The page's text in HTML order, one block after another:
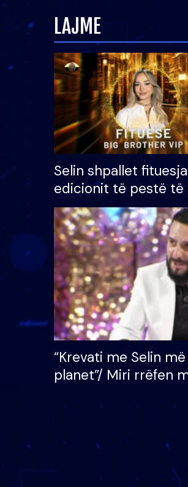
LAJME
Selin shpallet
edicionit të pestë të
Brother VIP,
çmimin e madh prej
mijë eurosh
“Krevati me Selin
planet”/ Miri rrëfen
mungojë zilja e